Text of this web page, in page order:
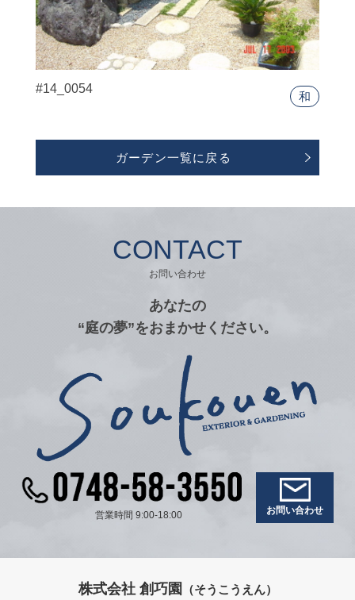
#14_0054
和
ガーデン一覧に戻る
CONTACT
お問い合わせ
あなたの
“庭の夢”をおまかせください。
営業時間 9:00-18:00 お問い合わせ
株式会社 創巧園 （そうこうえん）